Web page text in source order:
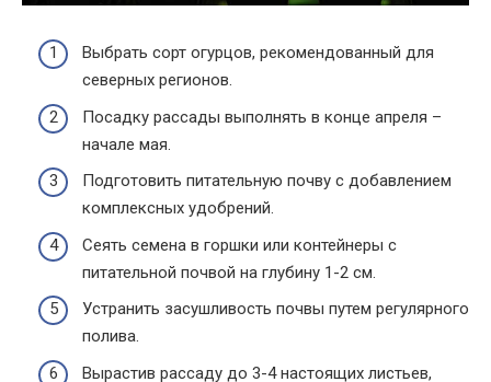
Выбрать сорт огурцов, рекомендованный для
северных регионов.
Посадку рассады выполнять в конце апреля –
начале мая.
Подготовить питательную почву с добавлением
комплексных удобрений.
Сеять семена в горшки или контейнеры с
питательной почвой на глубину 1-2 см.
Устранить засушливость почвы путем регулярного
полива.
Вырастив рассаду до 3-4 настоящих листьев,